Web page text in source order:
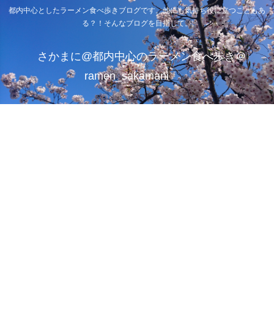
都内中心としたラーメン食べ歩きブログです。他にも気持ち役に立つこともあ
る？！そんなブログを目指して。
さかまに@都内中心のラーメン食べ歩き＠
ramen_sakamani